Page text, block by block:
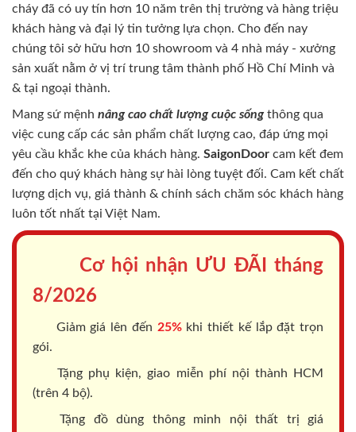
cháy đã có uy tín hơn 10 năm trên thị trường và hàng triệu
khách hàng và đại lý tin tưởng lựa chọn. Cho đến nay
chúng tôi sở hữu hơn 10 showroom và 4 nhà máy - xưởng
sản xuất nằm ở vị trí trung tâm thành phố Hồ Chí Minh và
& tại ngoại thành.
Mang sứ mệnh nâng cao chất lượng cuộc sốngthông qua
việc cung cấp các sản phẩm chất lượng cao, đáp ứng mọi
yêu cầu khắc khe của khách hàng. SaigonDoor cam kết đem
đến cho quý khách hàng sự hài lòng tuyệt đối. Cam kết chất
lượng dịch vụ, giá thành & chính sách chăm sóc khách hàng
luôn tốt nhất tại Việt Nam.
Cơ hội nhận ƯU ĐÃI tháng
8/2026
Giảm giá lên đến 25%khi thiết kế lắp đặt trọn
gói.
Tặng phụ kiện, giao miễn phí nội thành HCM
(trên 4 bộ).
Tặng đồ dùng thông minh nội thất trị giá